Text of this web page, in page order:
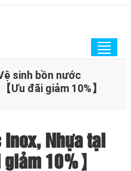
sinh bồn nước
Ưu đãi giảm 10%】
Nhựa tại
10%】